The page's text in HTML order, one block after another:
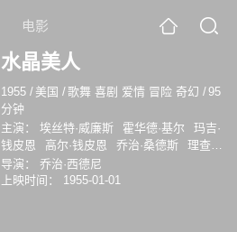
电影
水晶美人
1955 / 美国 /歌舞 喜剧 爱情 冒险 奇幻 /95
分钟
主演：
埃丝特·威廉斯 霍华德·基尔
玛吉·
钱皮恩
高尔·钱皮恩 乔治·桑德斯
理查德
·海顿
保罗·马克西
梦露
Jack Shea
导演：
乔治·西德尼
上映时间：
1955-01-01